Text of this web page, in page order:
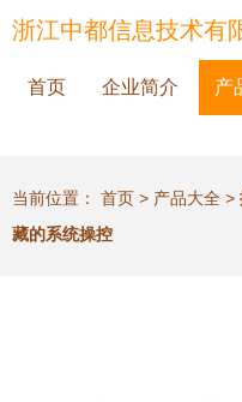
浙江中都信息技术有
首页 企业简介 产
当前位置： 首页 > 产品大全 >
藏的系统操控